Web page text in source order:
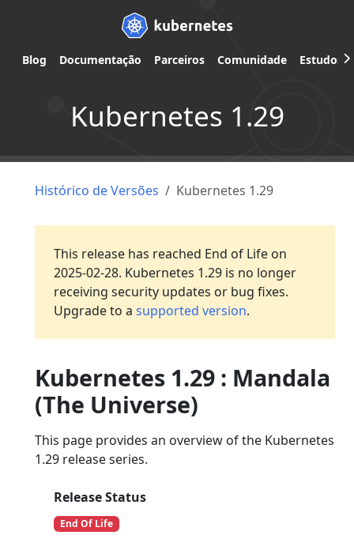
Blog Documentação Parceiros Comunidade Estudos
Kubernetes 1.29
Histórico de Versões Kubernetes 1.29
This release has reached End of Life on
2025-02-28. Kubernetes 1.29 is no longer
receiving security updates or bug fixes.
Upgrade to a supported version.
Kubernetes 1.29 : Mandala
(The Universe)
This page provides an overview of the Kubernetes
1.29 release series.
Release Status
End Of Life